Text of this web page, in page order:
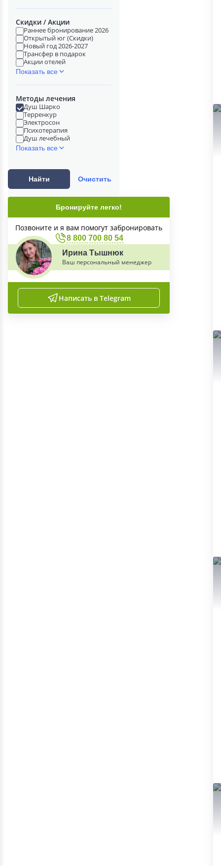
Скидки / Акции
Раннее бронирование 2026
Открытый юг (Скидки)
Новый год 2026-2027
Трансфер в подарок
Акции отелей
Показать все
Методы лечения
Душ Шарко
Терренкур
Электросон
Психотерапия
Душ лечебный
Показать все
Найти Очистить
Бронируйте легко!
Позвоните и я вам помогут забронировать
8 800 700 80 54
Ирина Тышнюк
Ваш персональный менеджер
Написать в Telegram